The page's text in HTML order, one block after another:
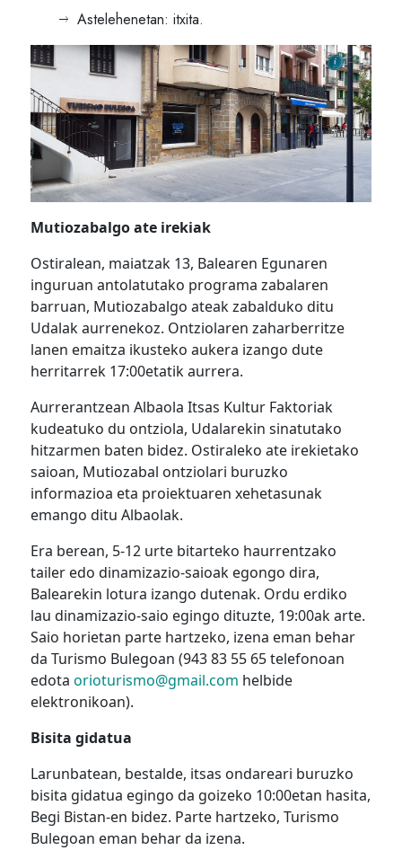
Astelehenetan: itxita.
Mutiozabalgo ate irekiak
Ostiralean, maiatzak 13, Balearen Egunaren
inguruan antolatutako programa zabalaren
barruan, Mutiozabalgo ateak zabalduko ditu
Udalak aurrenekoz. Ontziolaren zaharberritze
lanen emaitza ikusteko aukera izango dute
herritarrek 17:00etatik aurrera.
Aurrerantzean Albaola Itsas Kultur Faktoriak
kudeatuko du ontziola, Udalarekin sinatutako
hitzarmen baten bidez. Ostiraleko ate irekietako
saioan, Mutiozabal ontziolari buruzko
informazioa eta proiektuaren xehetasunak
emango ditu Albaolak.
Era berean, 5-12 urte bitarteko haurrentzako
tailer edo dinamizazio-saioak egongo dira,
Balearekin lotura izango dutenak. Ordu erdiko
lau dinamizazio-saio egingo dituzte, 19:00ak arte.
Saio horietan parte hartzeko, izena eman behar
da Turismo Bulegoan (943 83 55 65 telefonoan
edotaorioturismo@gmail.com helbide
elektronikoan).
Bisita gidatua
Larunbatean, bestalde, itsas ondareari buruzko
bisita gidatua egingo da goizeko 10:00etan hasita,
Begi Bistan-en bidez. Parte hartzeko, Turismo
Bulegoan eman behar da izena.